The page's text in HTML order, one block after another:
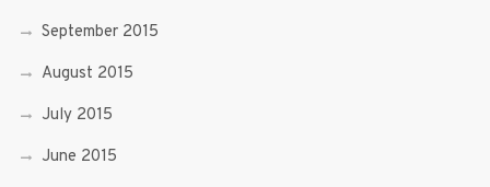
September 2015
August 2015
July 2015
June 2015